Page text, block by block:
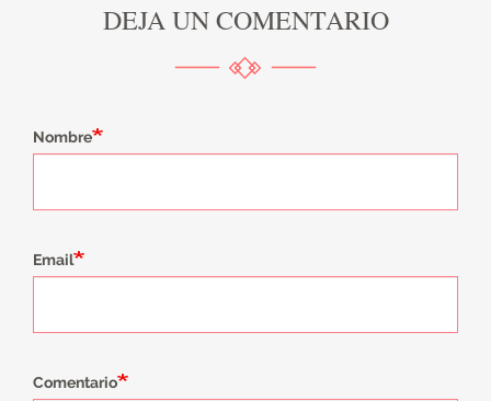
DEJA UN COMENTARIO
Nombre
Email
Comentario